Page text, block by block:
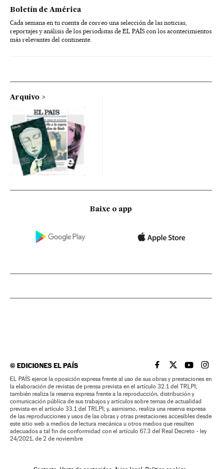
Boletín de América
Cada semana en tu cuenta de correo una selección de las noticias,
reportajes y análisis de los periodistas de EL PAÍS con los acontecimientos
más relevantes del continente.
Arquivo
Baixe o app
©EDICIONES EL PAÍS EL PAÍS BRASIL EN
EL PAÍSEL PAÍS
EL
EL PAÍS ejerce la oposición expresa frente al uso de sus obras y prestaciones en
la elaboración de revistas de prensa prevista en el artículo 32.1 del TRLPI;
también realiza la reserva expresa frente a la reproducción, distribución y
comunicación pública de sus trabajos y artículos sobre temas de actualidad
prevista en el artículo 33.1 del TRLPI; y, asimismo, realiza una reserva expresa
de las reproducciones y usos de las obras y otras prestaciones accesibles desde
este sitio web a medios de lectura mecánica u otros medios que resulten
adecuados a tal fin de conformidad con el artículo 67.3 del Real Decreto - ley
24/2021, de 2 de noviembre